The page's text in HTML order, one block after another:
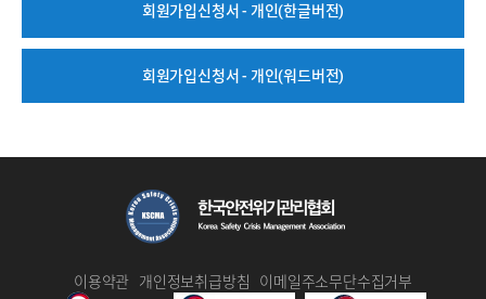
회원가입신청서 - 개인(한글버전)
회원가입신청서 - 개인(워드버전)
이용약관 개인정보취급방침 이메일주소무단수집거부